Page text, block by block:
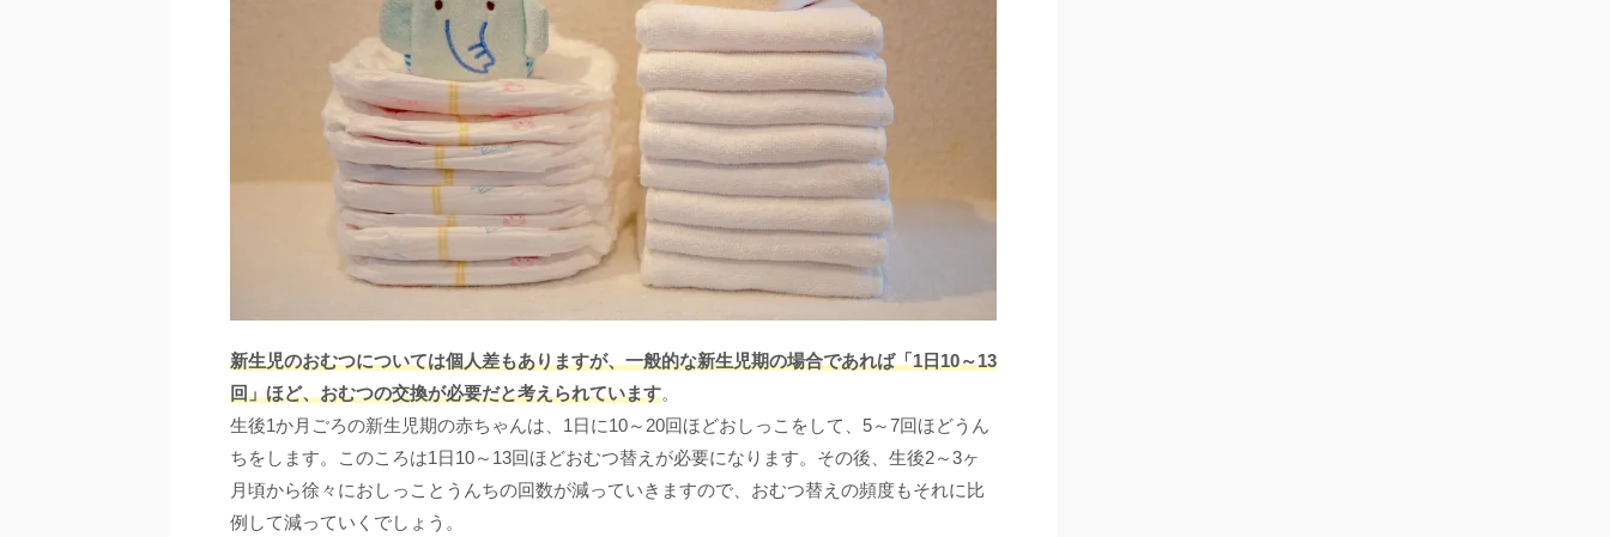
新生児のおむつについては個人差もありますが、一般的な新生児期の場合であれば「1日10～13
回」ほど、おむつの交換が必要だと考えられています。
生後1か月ごろの新生児期の赤ちゃんは、1日に10～20回ほどおしっこをして、5～7回ほどうん
ちをします。このころは1日10～13回ほどおむつ替えが必要になります。その後、生後2～3ヶ
月頃から徐々におしっことうんちの回数が減っていきますので、おむつ替えの頻度もそれに比
例して減っていくでしょう。